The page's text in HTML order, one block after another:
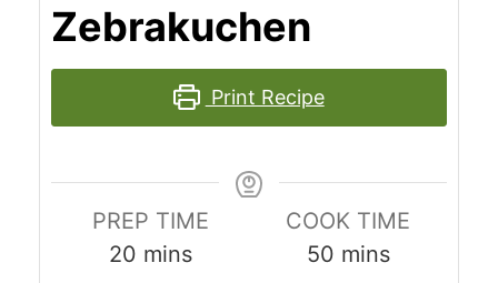
Zebrakuchen
Print Recipe
PREP TIME
20minutes
mins
COOK TIME
50minutes
mins